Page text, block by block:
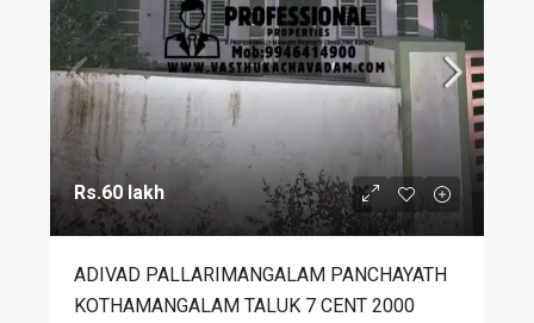
Rs.60 lakh
ADIVAD PALLARIMANGALAM PANCHAYATH
KOTHAMANGALAM TALUK 7 CENT 2000